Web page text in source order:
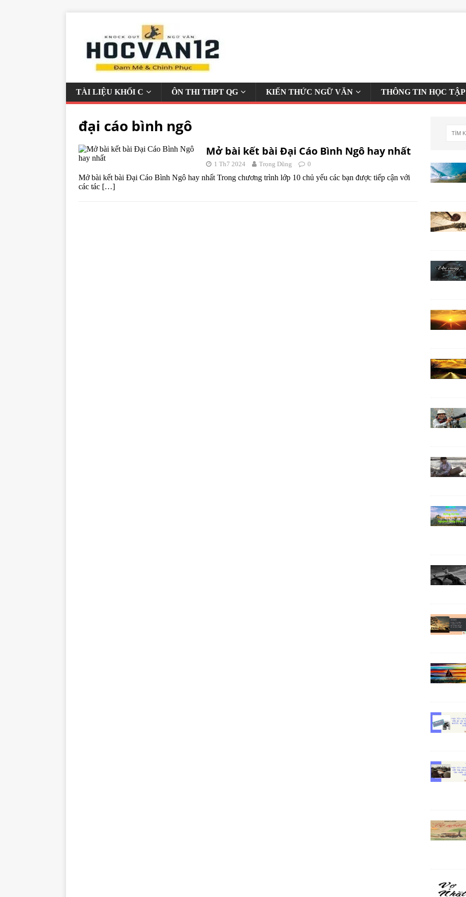
TÀI LIỆU KHỐI C ÔN THI THPT QG KIẾN THỨC NGỮ VĂN THÔNG TIN HỌC TẬP
đại cáo bình ngô
Mở bài kết bài Đại Cáo Bình Ngô hay nhất
1 Th7 2024 Trọng Dũng 0
Mở bài kết bài Đại Cáo Bình Ngô hay nhất Trong chương trình lớp 10 chủ yếu các bạn được tiếp cận với
các tác […]